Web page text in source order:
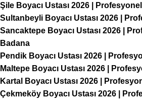
Şile Boyacı Ustası 2026 |
Sultanbeyli Boyacı Ustası 2026 |
Sancaktepe Boyacı Ustası 2026 |
Badana
Pendik Boyacı Ustası 2026 |
Maltepe Boyacı Ustası 2026 |
Kartal Boyacı Ustası 2026 |
Çekmeköy Boyacı Ustası 2026 |